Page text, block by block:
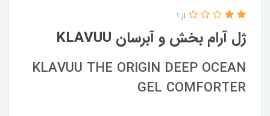
ژل آرام بخش و آبرسان KLAVUU
از 1
KLAVUU THE ORIGIN DEEP OCEAN
GEL COMFORTER